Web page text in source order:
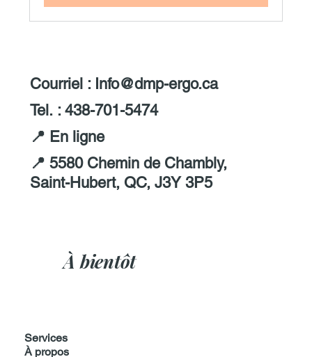
À bientôt
Courriel : I nfo@dmp-ergo.ca
Tel. : 438-701-5474
📍 En ligne
📍 5580 Chemin de Chambly,
Saint-Hubert, QC, J3Y 3P5
Services
À propos